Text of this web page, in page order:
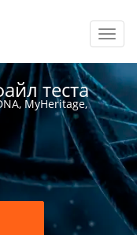
теста
MyHeritage,